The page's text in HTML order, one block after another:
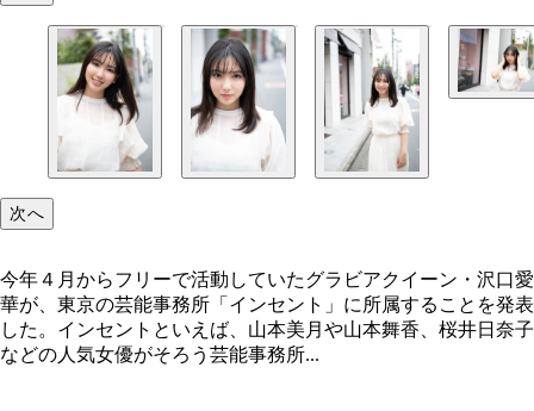
次へ
今年４月からフリーで活動していたグラビアクイーン・沢口愛
華が、東京の芸能事務所「インセント」に所属することを発表
した。インセントといえば、山本美月や山本舞香、桜井日奈子
などの人気女優がそろう芸能事務所...